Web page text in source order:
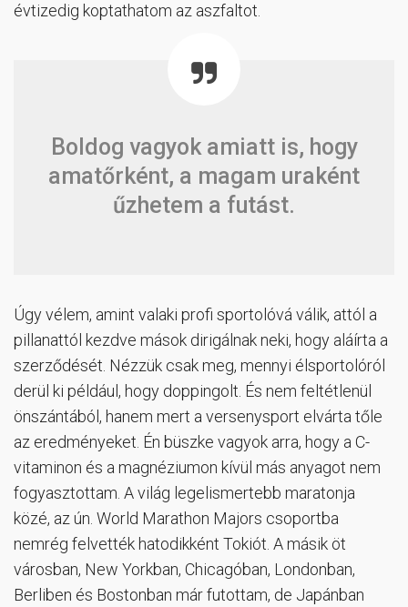
évtizedig koptathatom az aszfaltot.
Boldog vagyok amiatt is, hogy
amatőrként, a magam uraként
űzhetem a futást.
Úgy vélem, amint valaki profi sportolóvá válik, attól a
pillanattól kezdve mások dirigálnak neki, hogy aláírta a
szerződését. Nézzük csak meg, mennyi élsportolóról
derül ki például, hogy doppingolt. És nem feltétlenül
önszántából, hanem mert a versenysport elvárta tőle
az eredményeket. Én büszke vagyok arra, hogy a C-
vitaminon és a magnéziumon kívül más anyagot nem
fogyasztottam. A világ legelismertebb maratonja
közé, az ún. World Marathon Majors csoportba
nemrég felvették hatodikként Tokiót. A másik öt
városban, New Yorkban, Chicagóban, Londonban,
Berliben és Bostonban már futottam, de Japánban